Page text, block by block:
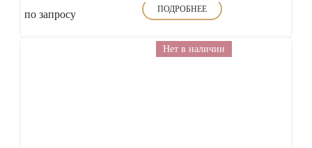
по запросу ПОДРОБНЕЕ
Нет в наличии